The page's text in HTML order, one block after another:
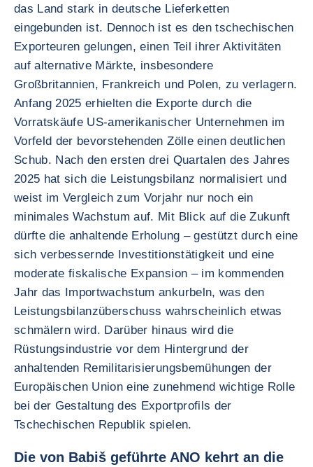
das Land stark in deutsche Lieferketten
eingebunden ist. Dennoch ist es den tschechischen
Exporteuren gelungen, einen Teil ihrer Aktivitäten
auf alternative Märkte, insbesondere
Großbritannien, Frankreich und Polen, zu verlagern.
Anfang 2025 erhielten die Exporte durch die
Vorratskäufe US-amerikanischer Unternehmen im
Vorfeld der bevorstehenden Zölle einen deutlichen
Schub. Nach den ersten drei Quartalen des Jahres
2025 hat sich die Leistungsbilanz normalisiert und
weist im Vergleich zum Vorjahr nur noch ein
minimales Wachstum auf. Mit Blick auf die Zukunft
dürfte die anhaltende Erholung – gestützt durch eine
sich verbessernde Investitionstätigkeit und eine
moderate fiskalische Expansion – im kommenden
Jahr das Importwachstum ankurbeln, was den
Leistungsbilanzüberschuss wahrscheinlich etwas
schmälern wird. Darüber hinaus wird die
Rüstungsindustrie vor dem Hintergrund der
anhaltenden Remilitarisierungsbemühungen der
Europäischen Union eine zunehmend wichtige Rolle
bei der Gestaltung des Exportprofils der
Tschechischen Republik spielen.
Die von Babiš geführte ANO kehrt an die